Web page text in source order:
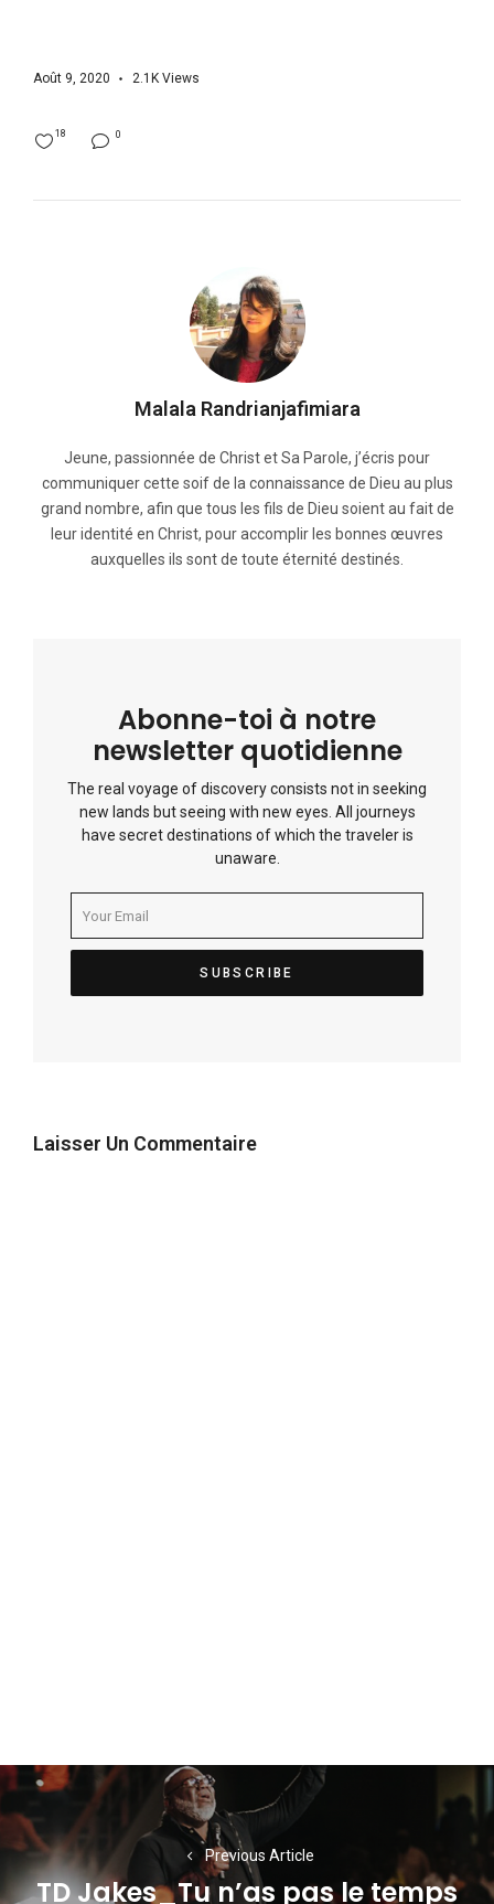
Août 9, 2020 2.1K Views
0
18
Malala Randrianjafimiara
Jeune, passionnée de Christ et Sa Parole, j’écris pour
communiquer cette soif de la connaissance de Dieu au plus
grand nombre, afin que tous les fils de Dieu soient au fait de
leur identité en Christ, pour accomplir les bonnes œuvres
auxquelles ils sont de toute éternité destinés.
Abonne-toi à notre
newsletter quotidienne
The real voyage of discovery consists not in seeking
new lands but seeing with new eyes. All journeys
have secret destinations of which the traveler is
unaware.
Laisser Un Commentaire
Navigation
de
l’article
Previous Article
Previous
TD Jakes_Tu n’as pas le temps